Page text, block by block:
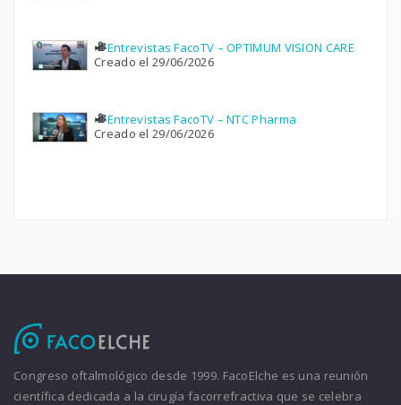
Entrevistas FacoTV – OPTIMUM VISION CARE
Creado el 29/06/2026
Entrevistas FacoTV – NTC Pharma
Creado el 29/06/2026
Congreso oftalmológico desde 1999. FacoElche es una reunión
científica dedicada a la cirugía facorrefractiva que se celebra